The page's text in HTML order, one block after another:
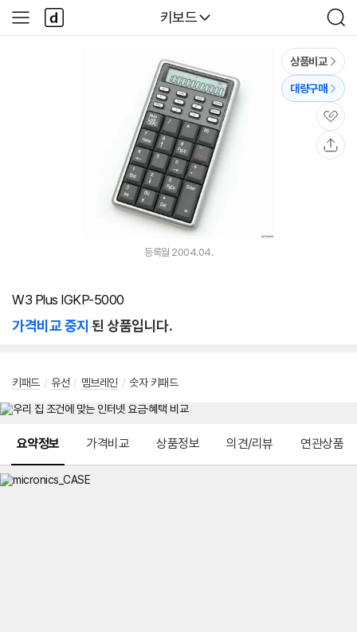
다나와
키보드
검
색
사
이
다
나
와
상품비교
대량구매
관
심
등록월 2004.04.
W3 Plus IGKP-5000
가격비교 중지 된 상품입니다.
키패드 / 유선 / 멤브레인 / 숫자 키패드
요약정보 가격비교 상품정보 의견/리뷰 연관상품